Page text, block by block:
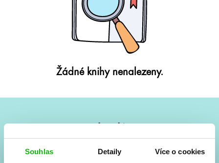
Souhlas Detaily Více o cookies
Žádné knihy nenalezeny.
Vše kolem #youngadult každý měsíc rovnou do mailu!